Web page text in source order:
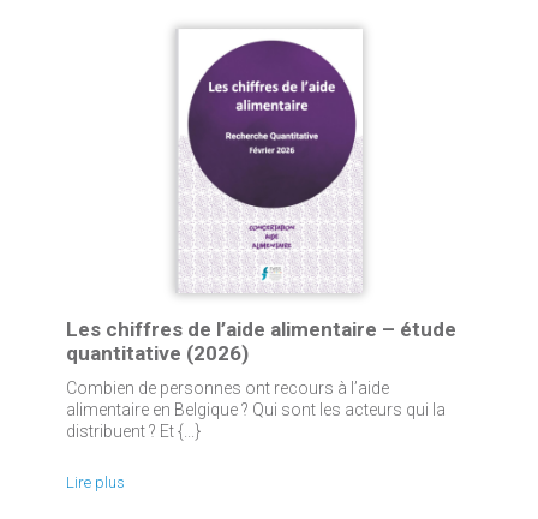
Les chiffres de l’aide alimentaire – étude
quantitative (2026)
Combien de personnes ont recours à l’aide
alimentaire en Belgique ? Qui sont les acteurs qui la
distribuent ? Et {...}
Lire plus